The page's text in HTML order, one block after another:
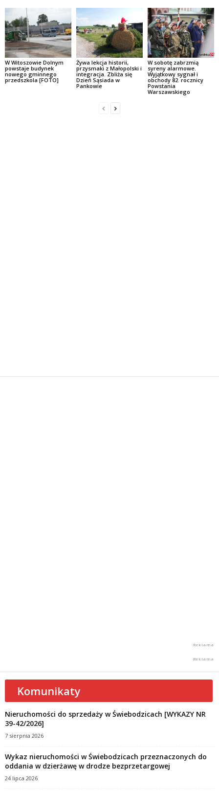
W Witoszowie Dolnym
powstaje budynek
nowego gminnego
przedszkola [FOTO]
Żywa lekcja historii,
przysmaki z Małopolski i
integracja. Zbliża się
Dzień Sąsiada w
Pankowie
W sobotę zabrzmią
syreny alarmowe.
Wyjątkowy sygnał i
obchody 82. rocznicy
Powstania
Warszawskiego
Komunikaty
Nieruchomości do sprzedaży w Świebodzicach [WYKAZY NR
39-42/2026]
7 sierpnia 2026
Wykaz nieruchomości w Świebodzicach przeznaczonych do
oddania w dzierżawę w drodze bezprzetargowej
24 lipca 2026